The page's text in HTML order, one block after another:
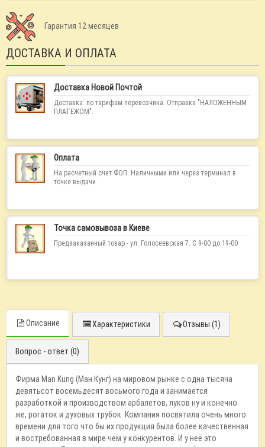
Гарантия 12 месяцев
ДОСТАВКА И ОПЛАТА
Доставка Новой Почтой
Доставка: по тарифам перевозчика. Отправка "НАЛОЖЕННЫМ
ПЛАТЕЖОМ".
Оплата
На расчетный счет ФОП. Наличными или через терминал в
точке выдачи.
Точка самовывоза в Киеве
Предзаказанный товар - ул. Голосеевская 7. С 9-00 до 19-00
Описание Характеристики Отзывы (1)
Вопрос - ответ (0)
Фирма Man Kung (Ман Кунг) на мировом рынке с одна тысяча
девятьсот восемьдесят восьмого года и занимается
разработкой и производством арбалетов, луков ну и конечно
же, рогаток и духовых трубок. Компания посвятила очень много
времени для того что бы их продукция была более качественная
и востребованная в мире чем у конкурентов. И у неё это